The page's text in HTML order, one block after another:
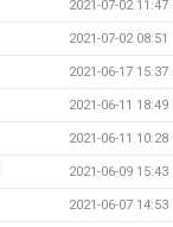
2021-07-02 11:47
2021-07-02 08:51
2021-06-17 15:37
2021-06-11 18:49
2021-06-11 10:28
2021-06-09 15:43
2021-06-07 14:53